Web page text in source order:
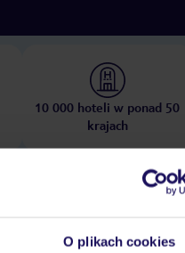
O plikach cookies
10 000 hoteli w ponad 50
krajach
Ważne informacje